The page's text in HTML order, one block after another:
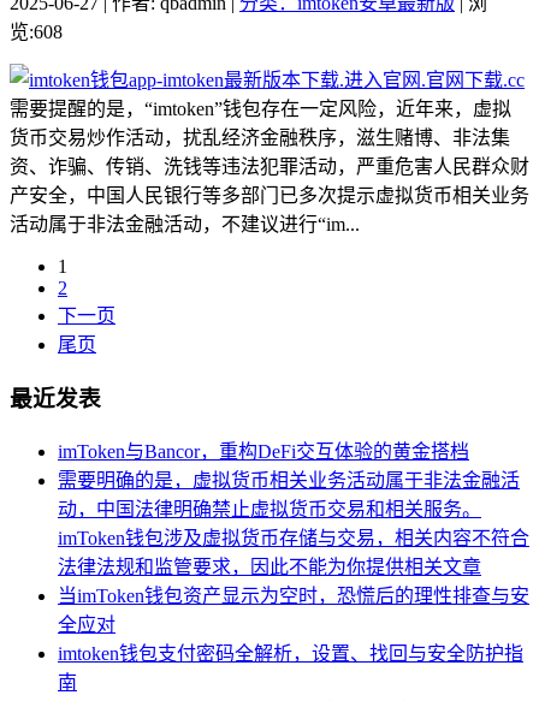
览:608
需要提醒的是，“imtoken”钱包存在一定风险，近年来，虚拟
货币交易炒作活动，扰乱经济金融秩序，滋生赌博、非法集
资、诈骗、传销、洗钱等违法犯罪活动，严重危害人民群众财
产安全，中国人民银行等多部门已多次提示虚拟货币相关业务
活动属于非法金融活动，不建议进行“im...
1
2
下一页
尾页
最近发表
imToken与Bancor，重构DeFi交互体验的黄金搭档
需要明确的是，虚拟货币相关业务活动属于非法金融活
动，中国法律明确禁止虚拟货币交易和相关服务。
imToken钱包涉及虚拟货币存储与交易，相关内容不符合
法律法规和监管要求，因此不能为你提供相关文章
当imToken钱包资产显示为空时，恐慌后的理性排查与安
全应对
imtoken钱包支付密码全解析，设置、找回与安全防护指
南